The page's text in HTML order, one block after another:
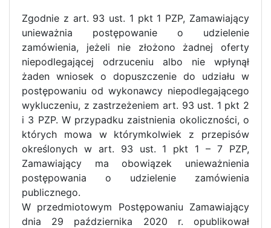
Zgodnie z art. 93 ust. 1 pkt 1 PZP, Zamawiający
unieważnia postępowanie o udzielenie
zamówienia, jeżeli nie złożono żadnej oferty
niepodlegającej odrzuceniu albo nie wpłynął
żaden wniosek o dopuszczenie do udziału w
postępowaniu od wykonawcy niepodlegającego
wykluczeniu, z zastrzeżeniem art. 93 ust. 1 pkt 2
i 3 PZP. W przypadku zaistnienia okoliczności, o
których mowa w którymkolwiek z przepisów
określonych w art. 93 ust. 1 pkt 1 – 7 PZP,
Zamawiający ma obowiązek unieważnienia
postępowania o udzielenie zamówienia
publicznego.
W przedmiotowym Postępowaniu Zamawiający
dnia 29 października 2020 r. opublikował